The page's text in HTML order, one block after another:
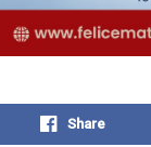
Share